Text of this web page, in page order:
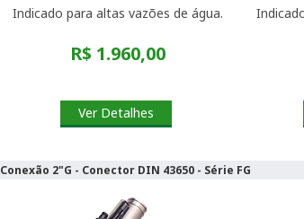
Indicado para altas vazões de água.
R$ 1.960,00
Ver Detalhes
Conexão 2"G - Conector DIN 43650 - Série FG